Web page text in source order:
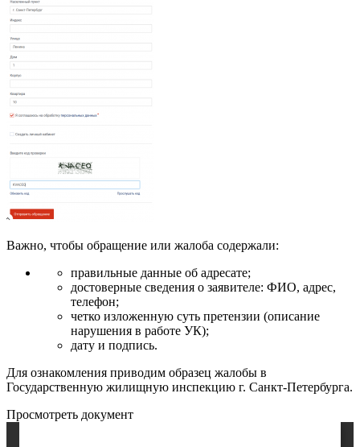
Важно, чтобы обращение или жалоба содержали:
правильные данные об адресате;
достоверные сведения о заявителе: ФИО, адрес,
телефон;
четко изложенную суть претензии (описание
нарушения в работе УК);
дату и подпись.
Для ознакомления приводим образец жалобы в
Государственную жилищную инспекцию г. Санкт-Петербурга.
Просмотреть документ